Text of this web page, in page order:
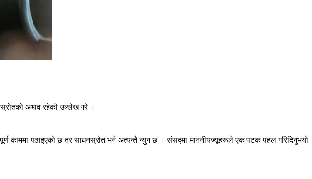
स्रोतको अभाव रहेको उल्लेख गरे ।
काममा पठाइएको छ तर साधनस्रोत भने अत्यन्तै न्युन छ । संसद्मा माननीयज्यूहरूले एक पटक पहल गरिदिनुभयो